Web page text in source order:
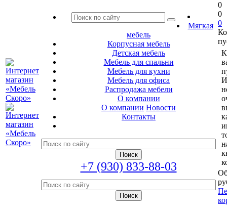
Мягкая
мебель
Корпусная мебель
Детская мебель
Мебель для спальни
Мебель для кухни
Мебель для офиса
Распродажа мебели
О компании
О компании Новости
Контакты
+7 (930) 833-88-03
0
0
0